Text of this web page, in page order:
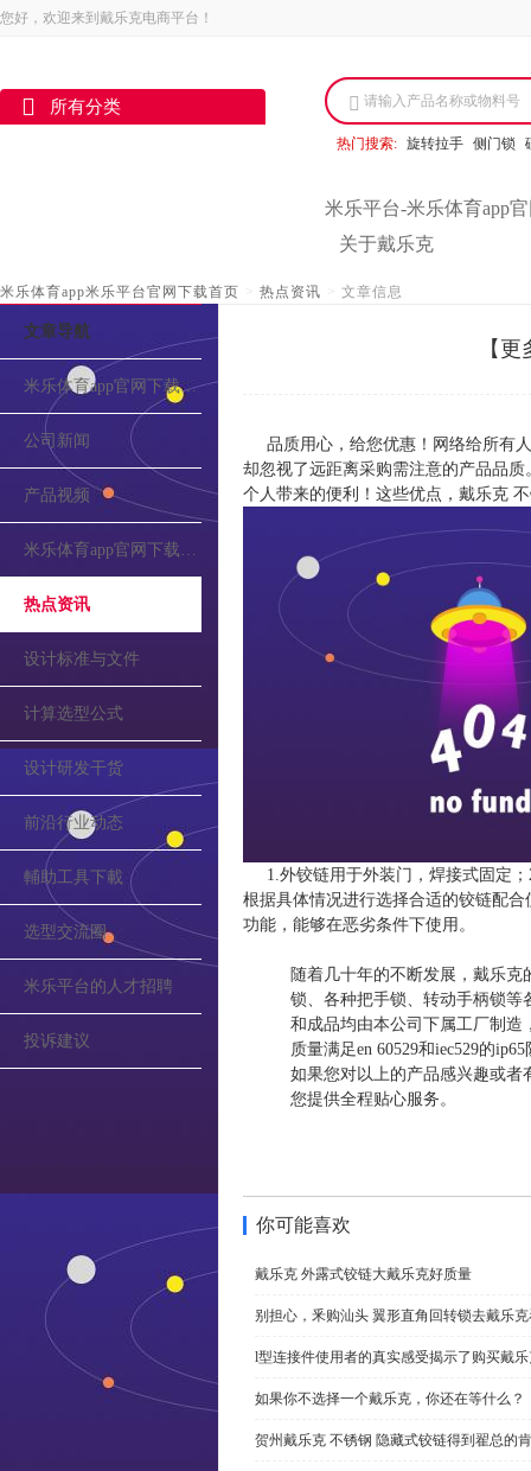
您好，欢迎来到戴乐克电商平台！
所有分类 请输入产品名称或物料号
热门搜索: 旋转拉手 侧门锁
米乐平台-米乐体育app
关于戴乐克
米乐体育app米乐平台官网下载首页 > 热点资讯 > 文章信息
文章导航
米乐体育app官网下载的介绍
公司新闻
产品视频
米乐体育app官网下载的公告
热点资讯
设计标准与文件
计算选型公式
设计研发干货
前沿行业动态
輔助工具下載
选型交流圈
米乐平台的人才招聘
投诉建议
【
品质用心，给您优惠！网络给所有
却忽视了远距离采购需注意的产品品
个人带来的便利！这些优点，戴乐克
1.外铰链用于外装门，焊接式固定
根据具体情况进行选择合适的铰链配
功能，能够在恶劣条件下使用。
随着几十年的不断发展，戴乐
锁、各种把手锁、转动手柄锁等
和成品均由本公司下属工厂制造
质量满足en 60529和iec529的
如果您对以上的产品感兴趣或者
您提供全程贴心服务。
你可能喜欢
戴乐克 外露式铰链大戴乐克好质量
别担心，釆购汕头 翼形直角回转锁去戴乐
l型连接件使用者的真实感受揭示了购买戴
如果你不选择一个戴乐克，你还在等什么？
贺州戴乐克 不锈钢 隐藏式铰链得到翟总的